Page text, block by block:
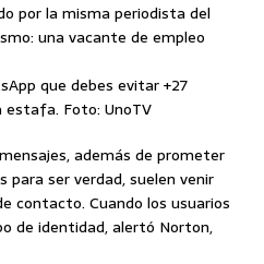
por la misma periodista del
una vacante de empleo
que debes evitar +27
estafa. Foto: UnoTV
además de prometer
para ser verdad, suelen venir
contacto. Cuando los usuarios
de identidad, alertó Norton,